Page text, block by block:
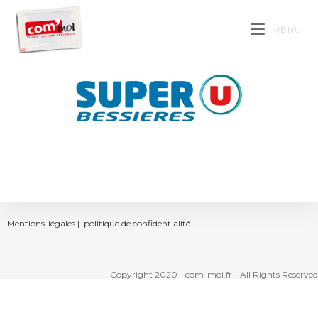
MENU
Mentions-légales | politique de confidentialité
Copyright 2020 - com-moi.fr - All Rights Reserved